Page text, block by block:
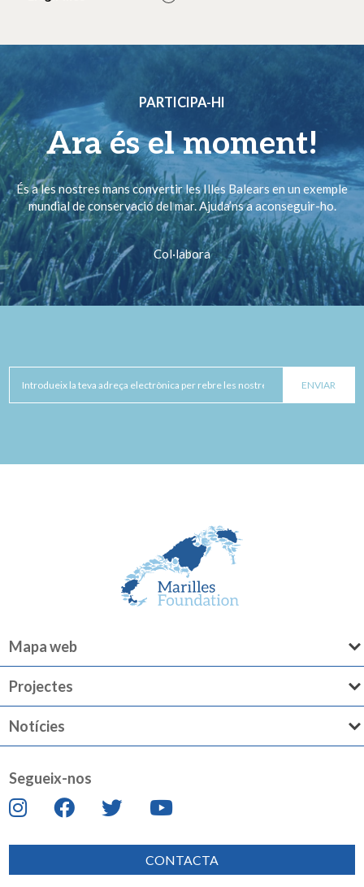
PARTICIPA-HI
Ara és el moment!
És a les nostres mans convertir les Illes Balears en un exemple
mundial de conservació del mar. Ajuda’ns a aconseguir-ho.
Col·labora
Mapa web
Projectes
Notícies
Segueix-nos
CONTACTA